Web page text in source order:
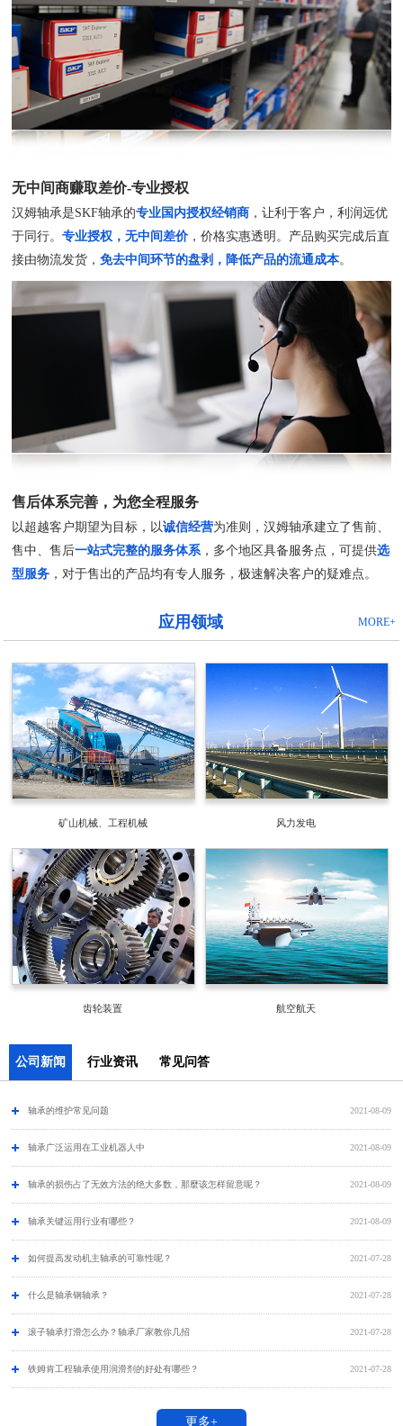
无中间商赚取差价-专业授权
汉姆轴承是SKF轴承的专业国内授权经销商 ，让利于客户，利润远优
于同行。专业授权，无中间差价 ，价格实惠透明。产品购买完成后直
接由物流发货，免去中间环节的盘剥，降低产品的流通成本。
售后体系完善，为您全程服务
以超越客户期望为目标，以诚信经营为准则，汉姆轴承建立了售前、
售中、售后一站式完整的服务体系，多个地区具备服务点，可提供选
型服务 ，对于售出的产品均有专人服务，极速解决客户的疑难点。
MORE+
应用领域
矿山机械、工程机械 风力发电
齿轮装置 航空航天
公司新闻 行业资讯 常见问答
2021-08-09
轴承的维护常见问题
2021-08-09
​轴承广泛运用在工业机器人中
2021-08-09
轴承的损伤占了无效方法的绝大多数，那麼该怎样留意呢？
2021-08-09
轴承关键运用行业有哪些？
2021-07-28
如何提高发动机主轴承的可靠性呢？
2021-07-28
什么是轴承钢轴承？
2021-07-28
滚子轴承打滑怎么办？轴承厂家教你几招
2021-07-28
铁姆肯工程轴承使用润滑剂的好处有哪些？
更多+